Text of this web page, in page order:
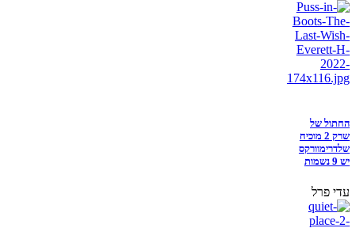
החתול של
שרק 2 מוכיח
שלדרימוורקס
יש 9 נשמות
עדי פרל